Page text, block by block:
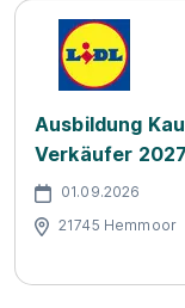
Ausbildung
Verkäufer
01.09.2026
21745 Hemmoor